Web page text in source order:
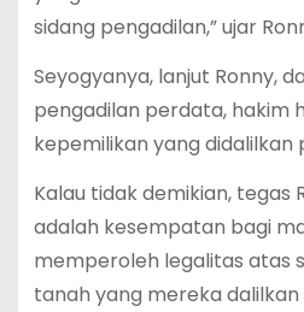
sidang pengadilan,” ujar
Seyogyanya, lanjut Ronny,
pengadilan perdata, hakim
kepemilikan yang didalilkan
Kalau tidak demikian, tegas
adalah kesempatan bagi
memperoleh legalitas atas
tanah yang mereka